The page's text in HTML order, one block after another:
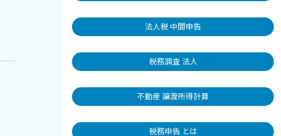
法人税 中間申告
税務調査 法人
不動産 譲渡所得計算
税務申告 とは